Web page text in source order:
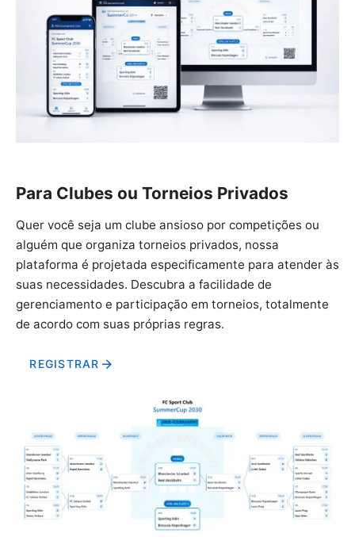
Para Clubes ou Torneios Privados
Quer você seja um clube ansioso por competições ou
alguém que organiza torneios privados, nossa
plataforma é projetada especificamente para atender às
suas necessidades. Descubra a facilidade de
gerenciamento e participação em torneios, totalmente
de acordo com suas próprias regras.
REGISTRAR